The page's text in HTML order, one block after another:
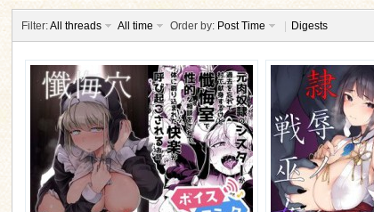
Filter:All threads All time Order by: Post Time Digests